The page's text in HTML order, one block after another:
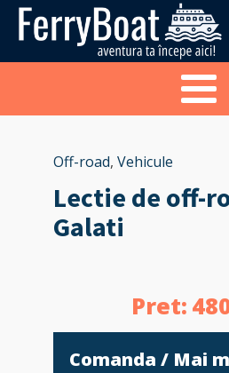
Off-road, Vehicule
Lectie de off-
Galati
Pret:
Comanda / Mai